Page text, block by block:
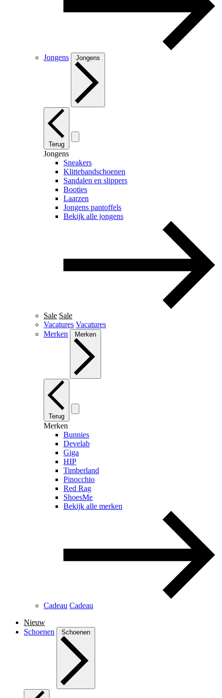
Jongens Jongens
Terug
Jongens
Sneakers
Klittebandschoenen
Sandalen en slippers
Booties
Laarzen
Jongens pantoffels
Bekijk alle jongens
Sale Sale
Vacatures Vacatures
Merken
Merken
Terug
Merken
Bunnies
Develab
Giga
HIP
Timberland
Pinocchio
Red Rag
ShoesMe
Bekijk alle merken
Cadeau Cadeau
Nieuw
Schoenen
Schoenen